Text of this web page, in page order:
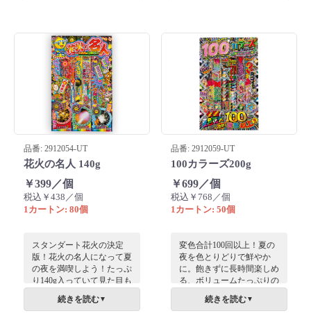
品番: 2912054-UT
花火の名人 140g
￥399／個
税込￥438／個
1カートン: 80個
スタンダート花火の決定
版！花火の名人になって夏
の夜を満喫しよう！たっぷ
り140g入っていて見た目も
豪華です！
続きを読む▼
品番: 2912059-UT
100カラーズ200g
￥699／個
税込￥768／個
1カートン: 50個
変色合計100回以上！夏の
夜を色とりどりで鮮やか
に。飽きずに長時間楽しめ
る、ボリュームたっぷりの
花火セットです。
続きを読む▼